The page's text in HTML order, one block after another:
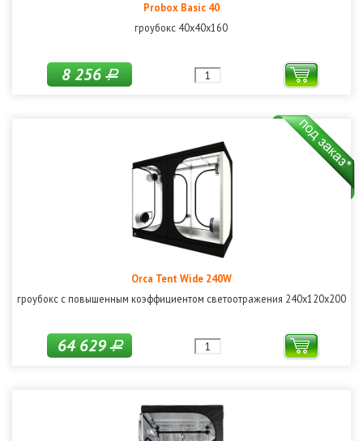
Probox Basic 40
гроубокс 40х40х160
8 256Р
Orca Tent Wide 240W
гроубокс с повышенным коэффициентом светоотражения 240х120х200
64 629Р